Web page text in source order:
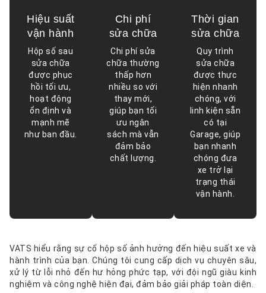
Hiệu suất
vận hành
Hộp số sau
sửa chữa
được phục
hồi tối ưu,
hoạt động
ổn định và
mạnh mẽ
như ban đầu.
Chi phí
sửa chữa
Chi phí sửa
chữa thường
thấp hơn
nhiều so với
thay mới,
giúp bạn tối
ưu ngân
sách mà vẫn
đảm bảo
chất lượng.
Thời gian
sửa chữa
Quy trình
sửa chữa
được thực
hiện nhanh
chóng, với
linh kiện sẵn
có tại
Garage, giúp
bạn nhanh
chóng đưa
xe trở lại
trạng thái
vận hành.
VATS hiểu rằng sự cố hộp số ảnh hưởng đến hiệu suất xe và
hành trình của bạn. Chúng tôi cung cấp dịch vụ chuyên sâu,
xử lý từ lỗi nhỏ đến hư hỏng phức tạp, với đội ngũ giàu kinh
nghiệm và công nghệ hiện đại, đảm bảo giải pháp toàn diện.